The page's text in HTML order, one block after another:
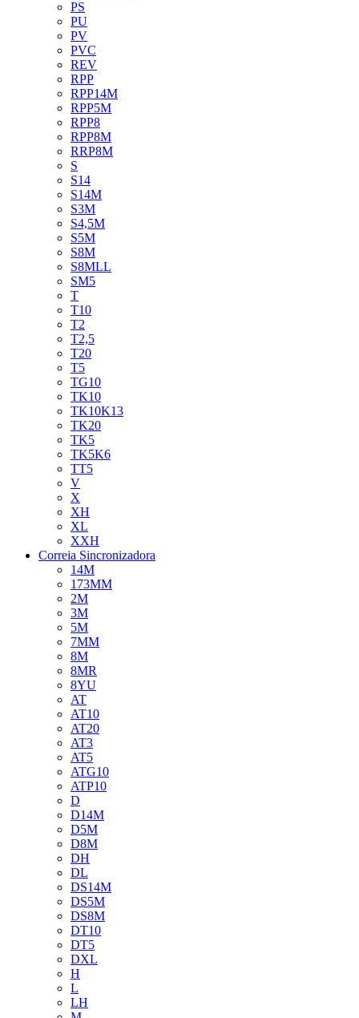
PS
PU
PV
PVC
REV
RPP
RPP14M
RPP5M
RPP8
RPP8M
RRP8M
S
S14
S14M
S3M
S4,5M
S5M
S8M
S8MLL
SM5
T
T10
T2
T2,5
T20
T5
TG10
TK10
TK10K13
TK20
TK5
TK5K6
TT5
V
X
XH
XL
XXH
Correia Sincronizadora
14M
173MM
2M
3M
5M
7MM
8M
8MR
8YU
AT
AT10
AT20
AT3
AT5
ATG10
ATP10
D
D14M
D5M
D8M
DH
DL
DS14M
DS5M
DS8M
DT10
DT5
DXL
H
L
LH